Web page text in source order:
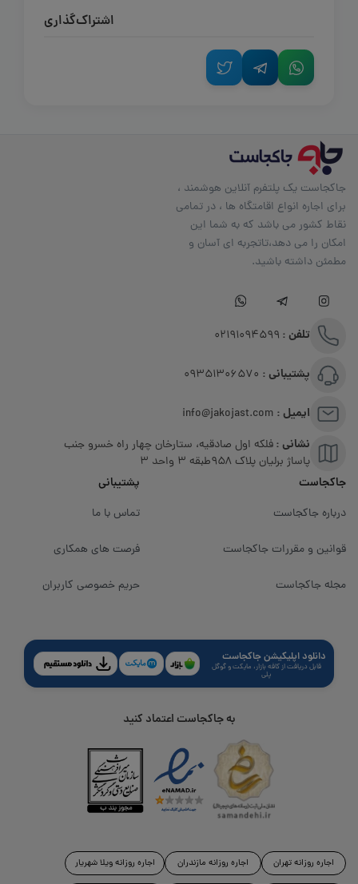
اشتراک‌گذاری
جاکجاست یک پلتفرم آنلاین هوشمند ،
برای اجاره انواع اقامتگاه ها ، در تمامی
نقاط کشور می باشد که به شما این
امکان را می دهد،تاتجربه ای آسان و
مطمئن داشته باشید.
تلفن : 02191094599
پشتیبانی :
ایمیل :
نشانی :فلکه اول صادقیه، ستارخان چهار راه خسرو جنب
پاساژ برلیان پلاک ۹۵۸طبقه 3 واحد 3
جاکجاست
درباره جاکجاست
قوانین و مقررات جاکجاست
مجله جاکجاست
پشتیبانی
تماس با ما
فرصت های همکاری
حریم خصوصی کاربران
دانلود اپلیکیشن جاکجاست
قابل دریافت از کافه بازار، مایکت و گوگل
پلی
به جاکجاست اعتماد کنید
اجاره روزانه تهران اجاره روزانه مازندران اجاره روزانه ویلا شهریار